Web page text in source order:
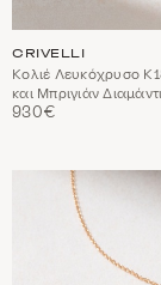
CRIVELLI
Κολιέ Λευκόχρυσο
και Μπριγιάν
930€